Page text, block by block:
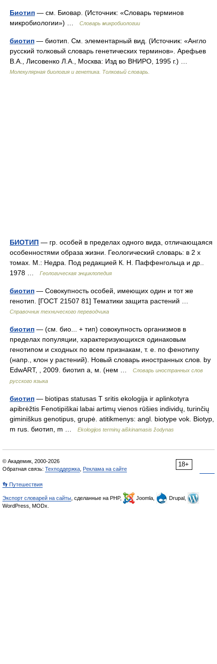
Биотип — см. Биовар. (Источник: «Словарь терминов
микробиологии») …
Словарь микробиологии
биотип — биотип. См. элементарный вид. (Источник: «Англо
русский толковый словарь генетических терминов». Арефьев
В.А., Лисовенко Л.А., Москва: Изд во ВНИРО, 1995 г.) …
Молекулярная биология и генетика. Толковый словарь.
БИОТИП — гр. особей в пределах одного вида, отличающаяся
особенностями образа жизни. Геологический словарь: в 2 х
томах. М.: Недра. Под редакцией К. Н. Паффенгольца и др..
1978 …
Геологическая энциклопедия
биотип — Совокупность особей, имеющих один и тот же
генотип. [ГОСТ 21507 81] Тематики защита растений …
Справочник технического переводчика
биотип — (см. био... + тип) совокупность организмов в
пределах популяции, характеризующихся одинаковым
генотипом и сходных по всем признакам, т. е. по фенотипу
(напр., клон у растений). Новый словарь иностранных слов. by
EdwART, , 2009. биотип а, м. (нем …
Словарь иностранных слов
русского языка
биотип — biotipas statusas T sritis ekologija ir aplinkotyra
apibrėžtis Fenotipiškai labai artimų vienos rūšies individų, turinčių
giminiškus genotipus, grupė. atitikmenys: angl. biotype vok. Biotyp,
m rus. биотип, m …
Ekologijos terminų aiškinamasis žodynas
18+
© Академик, 2000-2026
Обратная связь: Техподдержка Реклама на сайте
👣 Путешествия
Экспорт словарей на сайты , сделанные на PHP, Joomla,
Drupal,
WordPress, MODx.